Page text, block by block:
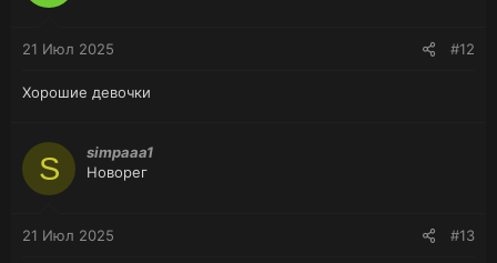
21 Июл 2025 #12
Хорошие девочки
S
simpaaa1
Новорег
21 Июл 2025 #13